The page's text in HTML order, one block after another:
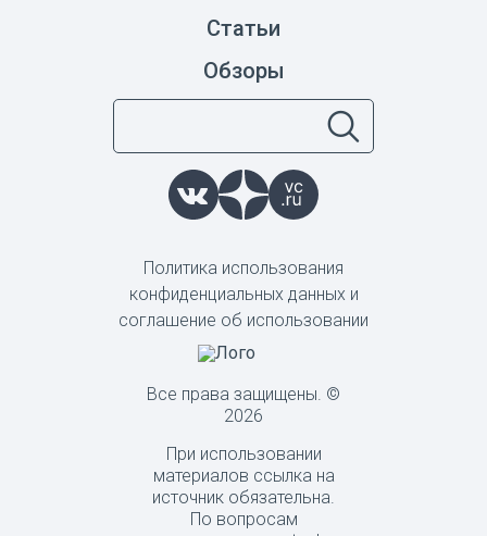
Все права защищены. ©
2026
При использовании
материалов ссылка на
источник обязательна.
По вопросам
Статьи
Обзоры
Политика использования
конфиденциальных данных и
соглашение об использовании